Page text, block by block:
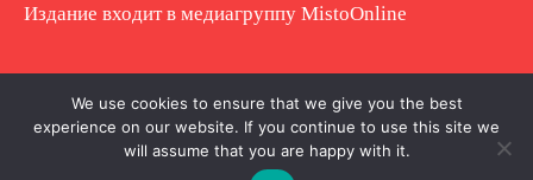
Издание входит в медиагруппу MistoOnline
Copyright © Полное использование материала
запрещено. Частично разрешено с гиперссылкой.
We use cookies to ensure that we give you the best
experience on our website. If you continue to use this site we
will assume that you are happy with it.